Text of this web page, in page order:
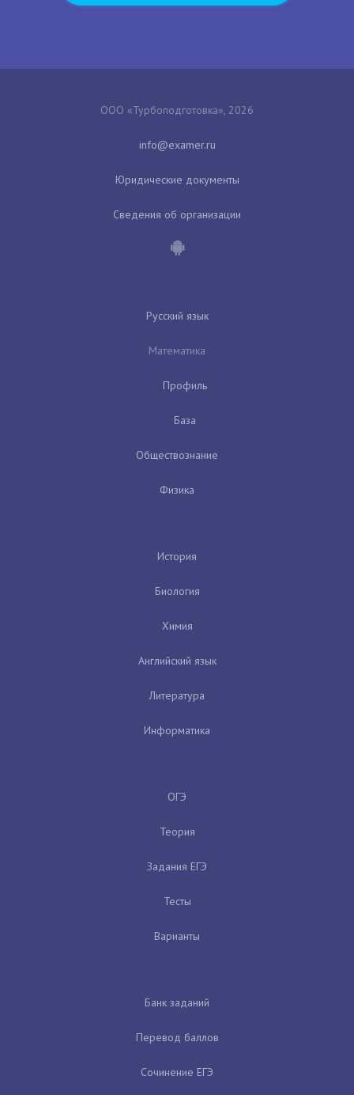
ООО «Турбоподготовка», 2026
Юридические документы
Сведения об организации
Русский язык
Математика
Профиль
База
Обществознание
Физика
История
Биология
Химия
Английский язык
Литература
Информатика
ОГЭ
Теория
Задания ЕГЭ
Тесты
Варианты
Банк заданий
Перевод баллов
Сочинение ЕГЭ